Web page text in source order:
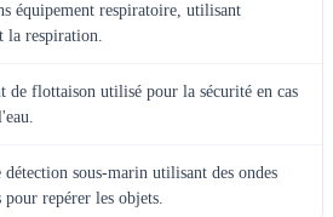
équipement respiratoire, utilisant
la respiration.
de flottaison utilisé pour la sécurité en cas
détection sous-marin utilisant des ondes
pour repérer les objets.